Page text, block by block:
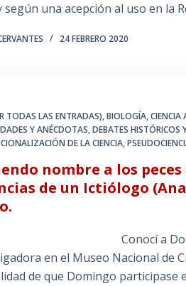
según una acepción al uso en la
24 FEBRERO 2020
TODAS LAS ENTRADAS),BIOLOGÍA,CIENCIA
Y ANÉCDOTAS,DEBATES HISTÓRICOS
DE LA CIENCIA,
nombre a los
de un Ictiólogo
a Domingo Lloris
en el Museo Nacional de
de que Domingo